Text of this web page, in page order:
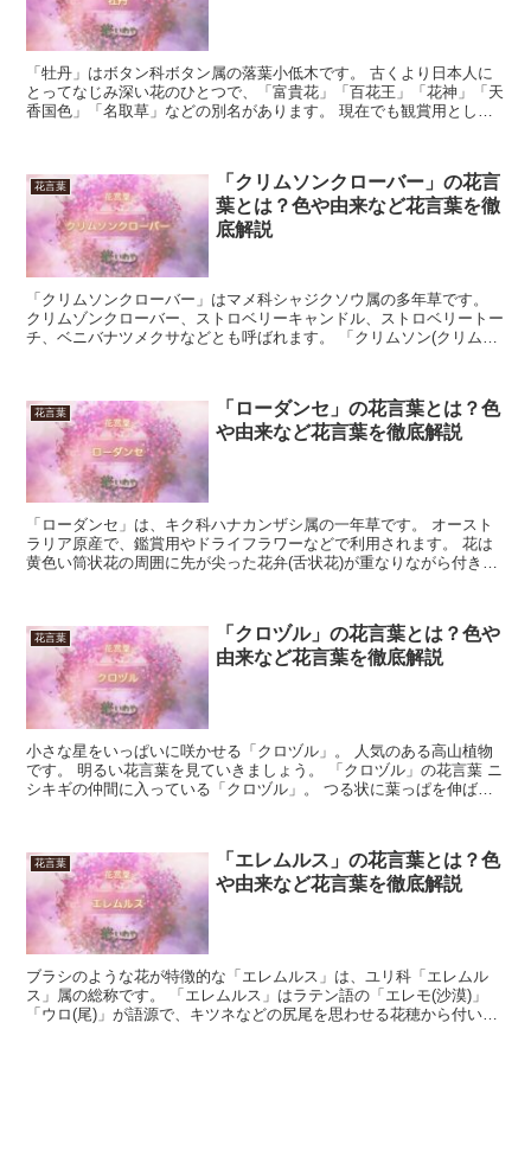
「牡丹」はボタン科ボタン属の落葉小低木です。 古くより日本人に
とってなじみ深い花のひとつで、「富貴花」「百花王」「花神」「天
香国色」「名取草」などの別名があります。 現在でも観賞用として
花言葉
「クリムソンクローバー」の花言
葉とは？色や由来など花言葉を徹
底解説
「クリムソンクローバー」はマメ科シャジクソウ属の多年草です。
クリムゾンクローバー、ストロベリーキャンドル、ストロベリートー
チ、ベニバナツメクサなどとも呼ばれます。 「クリムソン(クリムゾ
花言葉
「ローダンセ」の花言葉とは？色
や由来など花言葉を徹底解説
「ローダンセ」は、キク科ハナカンザシ属の一年草です。 オースト
ラリア原産で、鑑賞用やドライフラワーなどで利用されます。 花は
黄色い筒状花の周囲に先が尖った花弁(舌状花)が重なりながら付き、
花言葉
「クロヅル」の花言葉とは？色や
由来など花言葉を徹底解説
小さな星をいっぱいに咲かせる「クロヅル」。 人気のある高山植物
です。 明るい花言葉を見ていきましょう。 「クロヅル」の花言葉 ニ
シキギの仲間に入っている「クロヅル」。 つる状に葉っぱを伸ばし
花言葉
「エレムルス」の花言葉とは？色
や由来など花言葉を徹底解説
ブラシのような花が特徴的な「エレムルス」は、ユリ科「エレムル
ス」属の総称です。 「エレムルス」はラテン語の「エレモ(沙漠)」
「ウロ(尾)」が語源で、キツネなどの尻尾を思わせる花穂から付いた